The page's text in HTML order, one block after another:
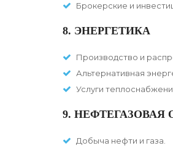
Брокерские и
8. ЭНЕРГЕТИКА
Производство и
Альтернативная
Услуги
9. НЕФТЕГАЗОВАЯ
Добыча нефти и газа.